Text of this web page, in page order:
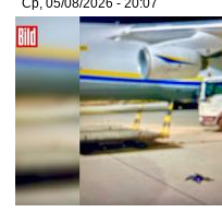
Ср, 05/08/2026 - 20:07